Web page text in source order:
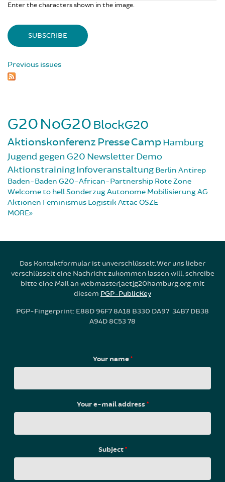
Enter the characters shown in the image.
Previous issues
G20NoG20 BlockG20
Aktionskonferenz PresseCampHamburg
Jugend gegen G20 NewsletterDemo
AktionstrainingInfoveranstaltung Berlin Antirep
Baden-Baden G20-African-Partnership Rote Zone
Welcome to hellSonderzugAutonome MobilisierungAG
Aktionen Feminismus Logistik Attac OSZE
MORE
Das Kontaktformular ist unverschlüsselt. Wer uns lieber
verschlüsselt eine Nachricht zukommen lassen will, schreibe
bitte eine Mail an webmaster[aet]g20hamburg.org mit
diesem PGP-PublicKey
PGP-Fingerprint: E88D 96F7 8A18 B330 DA97 34B7 DB38
A94D 8C53 78
Your name*
Your e-mail address*
Subject*